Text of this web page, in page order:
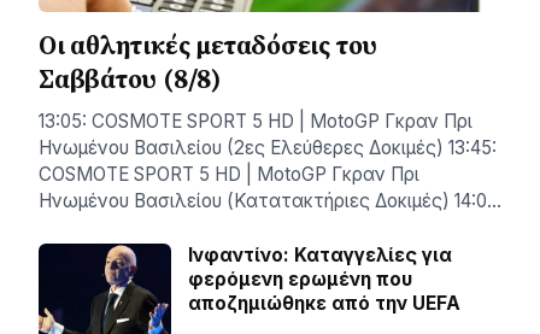
Οι αθλητικές μεταδόσεις του
Σαββάτου (8/8)
13:05: COSMOTE SPORT 5 HD | MotoGP Γκραν Πρι
Ηνωμένου Βασιλείου (2ες Ελεύθερες Δοκιμές) 13:45:
COSMOTE SPORT 5 HD | MotoGP Γκραν Πρι
Ηνωμένου Βασιλείου (Κατατακτήριες Δοκιμές) 14:0…
Ινφαντίνο: Καταγγελίες για
φερόμενη ερωμένη που
αποζημιώθηκε από την UEFA